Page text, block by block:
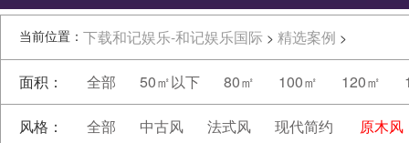
当前位置： 下载和记娱乐-和记娱乐国际 > 精选案例 >
面积： 全部 50㎡以下 80㎡ 100㎡ 120㎡
风格： 全部 中古风 法式风 现代简约 原木风